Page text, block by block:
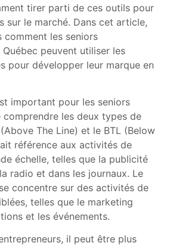
tirer parti de ces outils pour
sur le marché. Dans cet article,
comment les seniors
peuvent utiliser les
pour développer leur marque en
important pour les seniors
comprendre les deux types de
(Above The Line) et le BTL (Below
référence aux activités de
échelle, telles que la publicité
radio et dans les journaux. Le
concentre sur des activités de
telles que le marketing
et les événements.
il peut être plus